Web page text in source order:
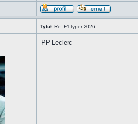
Tytuł: Re: F1 typer 2026
PP Leclerc